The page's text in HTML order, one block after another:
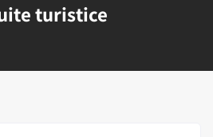
turistice